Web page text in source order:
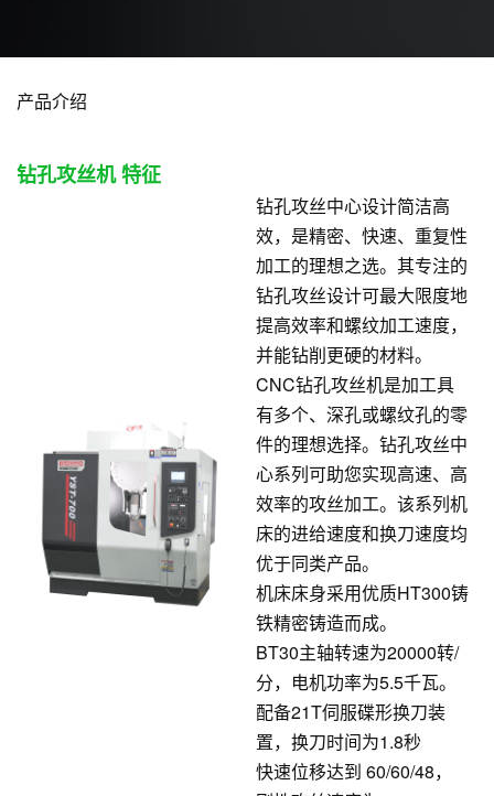
产品介绍
钻孔攻丝机特征
钻孔攻丝中心设计简洁高
效，是精密、快速、重复性
加工的理想之选。其专注的
钻孔攻丝设计可最大限度地
提高效率和螺纹加工速度，
并能钻削更硬的材料。
CNC钻孔攻丝机是加工具
有多个、深孔或螺纹孔的零
件的理想选择。钻孔攻丝中
心系列可助您实现高速、高
效率的攻丝加工。该系列机
床的进给速度和换刀速度均
优于同类产品。
机床床身采用优质HT300铸
铁精密铸造而成。
BT30主轴转速为20000转/
分，电机功率为5.5千瓦。
配备21T伺服碟形换刀装
置，换刀时间为1.8秒
快速位移达到 60/60/48，